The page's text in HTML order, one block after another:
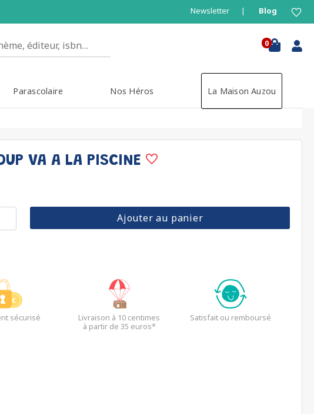
Newsletter Blog
0
Parascolaire Nos Héros La Maison Auzou
VA A LA PISCINE
Ajouter au panier
sécurisé
Livraison à 10 centimes
à partir de 35 euros*
Satisfait ou remboursé